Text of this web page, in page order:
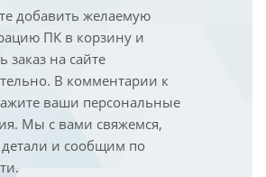
добавить желаемую
ПК в корзину и
заказ на сайте
В комментарии к
ваши персональные
Мы с вами свяжемся,
и сообщим по